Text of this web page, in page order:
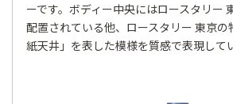
ーです。ボディー中央にはロースタリー
配置されている他、ロースタリー 東京の
紙天井」を表した模様を質感で表現して